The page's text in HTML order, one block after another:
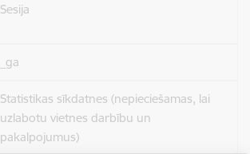
Sesija
_ga
Statistikas sīkdatnes (nepieciešamas, lai
uzlabotu vietnes darbību un
pakalpojumus)